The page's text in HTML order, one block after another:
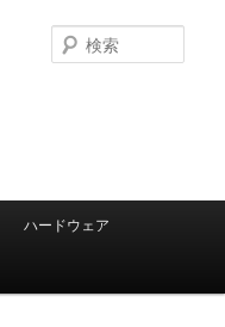
索
ハードウェア